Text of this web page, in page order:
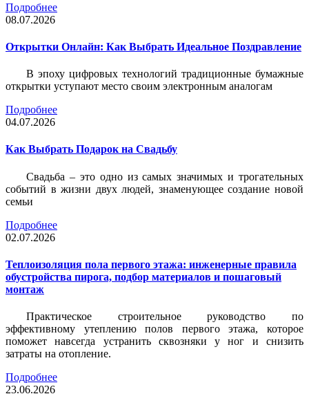
Подробнее
08.07.2026
Открытки Онлайн: Как Выбрать Идеальное Поздравление
В эпоху цифровых технологий традиционные бумажные
открытки уступают место своим электронным аналогам
Подробнее
04.07.2026
Как Выбрать Подарок на Свадьбу
Свадьба – это одно из самых значимых и трогательных
событий в жизни двух людей, знаменующее создание новой
семьи
Подробнее
02.07.2026
Теплоизоляция пола первого этажа: инженерные правила
обустройства пирога, подбор материалов и пошаговый
монтаж
Практическое строительное руководство по
эффективному утеплению полов первого этажа, которое
поможет навсегда устранить сквозняки у ног и снизить
затраты на отопление.
Подробнее
23.06.2026